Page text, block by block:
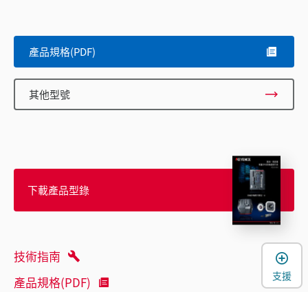
產品規格(PDF)
其他型號
下載產品型錄
技術指南
產品規格(PDF)
支援